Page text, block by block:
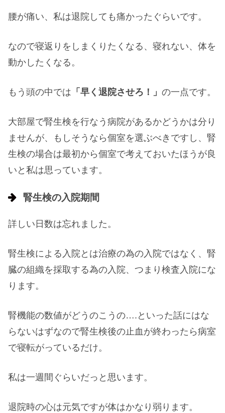
腰が痛い、私は退院しても痛かったぐらいです。
なので寝返りをしまくりたくなる、寝れない、体を
動かしたくなる。
もう頭の中では 「早く退院させろ！」 の一点です。
大部屋で腎生検を行なう病院があるかどうかは分り
ませんが、もしそうなら個室を選ぶべきですし、腎
生検の場合は最初から個室で考えておいたほうが良
いと私は思っています。
腎生検の入院期間
詳しい日数は忘れました。
腎生検による入院とは治療の為の入院ではなく、腎
臓の組織を採取する為の入院、つまり検査入院にな
ります。
腎機能の数値がどうのこうの….といった話にはな
らないはずなので腎生検後の止血が終わったら病室
で寝転がっているだけ。
私は一週間ぐらいだっと思います。
退院時の心は元気ですが体はかなり弱ります。